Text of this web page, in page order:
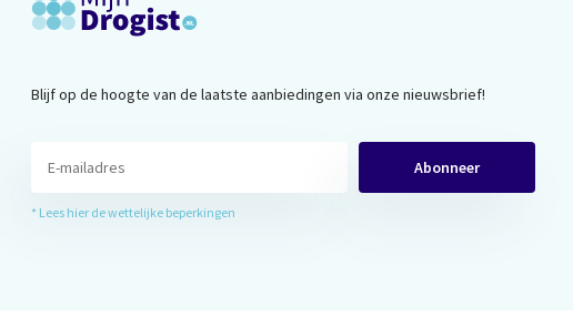
Blijf op de hoogte van de laatste aanbiedingen via onze nieuwsbrief!
Abonneer
* Lees hier de wettelijke beperkingen